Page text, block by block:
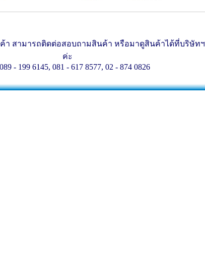
า สามารถติดต่อสอบถามสินค้า หรือมาดูสินค้าได้ที่บริษัทฯ
ค่ะ
- 199 6145, 081 - 617 8577, 02 - 874 0826